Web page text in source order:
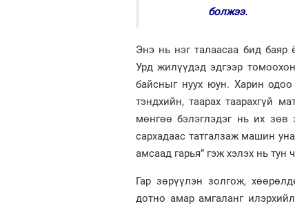
болжээ.
Энэ нь нэг талаасаа бид баяр
Урд жилүүдэд эдгээр
байсныг нуух юун. Харин
тэндхийн, таарах таарахгүй
мөнгөө бэлэглэдэг нь их
сархадаас татгалзаж машин
амсаад гарья” гэж хэлэх нь
Гар зөрүүлэн золгож,
дотно амар амгаланг